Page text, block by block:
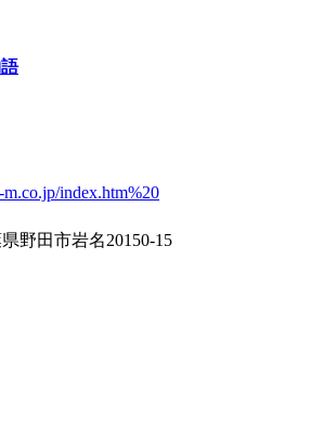
index.htm%20
野田市岩名20150-15